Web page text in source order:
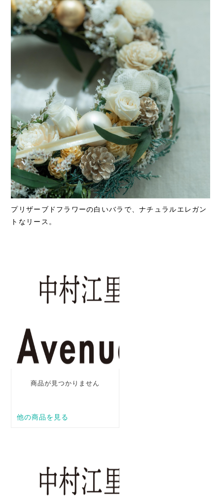
プリザーブドフラワーの白いバラで、ナチュラルエレガン
トなリース。